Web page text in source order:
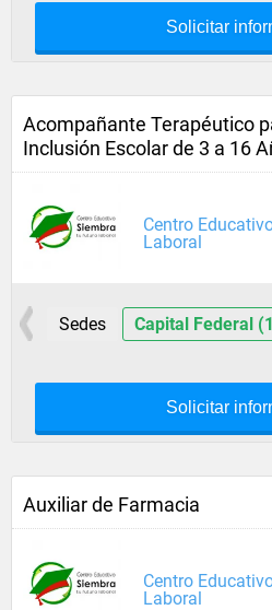
Solicitar
Acompañante Terapéutico
Inclusión Escolar de 3 a 16
Centro
Laboral
Sedes Capital Federal
Solicitar
Auxiliar de Farmacia
Centro
Laboral